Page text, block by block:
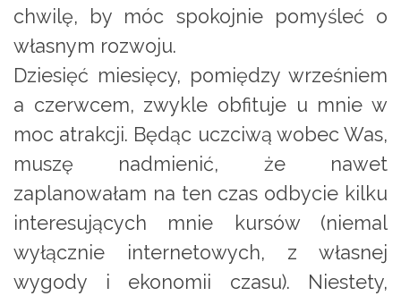
chwilę, by móc spokojnie pomyśleć o
własnym rozwoju.
Dziesięć miesięcy, pomiędzy wrześniem
a czerwcem, zwykle obfituje u mnie w
moc atrakcji. Będąc uczciwą wobec Was,
muszę nadmienić, że nawet
zaplanowałam na ten czas odbycie kilku
interesujących mnie kursów (niemal
wyłącznie internetowych, z własnej
wygody i ekonomii czasu). Niestety,